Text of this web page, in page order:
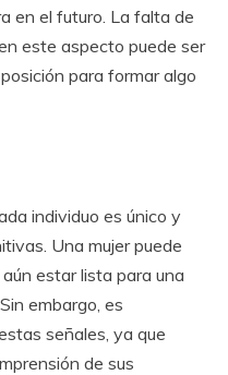
en el futuro. La falta de
este aspecto puede ser
para formar algo
individuo es único y
Una mujer puede
estar lista para una
embargo, es
señales, ya que
de sus